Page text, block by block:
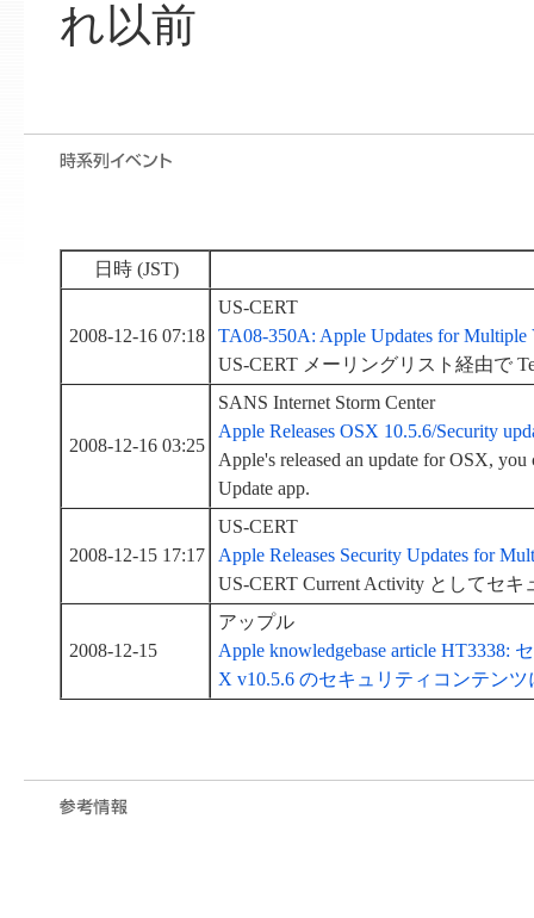
れ以前
日時 (JST)
2008-12-16 07:18
US-CERT
TA08-350A: Apple Updates for Multiple
US-CERT メーリングリスト経由で
2008-12-16 03:25
SANS Internet Storm Center
Apple Releases OSX 10.5.6/Security
Apple's released an update for OSX,
Update app.
2008-12-15 17:17
US-CERT
Apple Releases Security Updates for
US-CERT Current Activity としてセ
2008-12-15
アップル
Apple knowledgebase article HT3338:
X v10.5.6 のセキュリティコンテンツ